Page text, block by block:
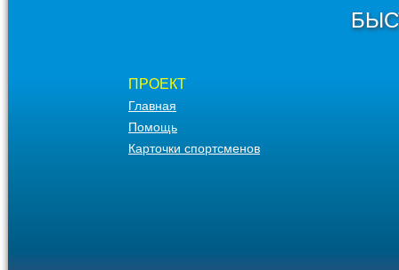
ПРОЕКТ
Главная
Помощь
Карточки спортсменов